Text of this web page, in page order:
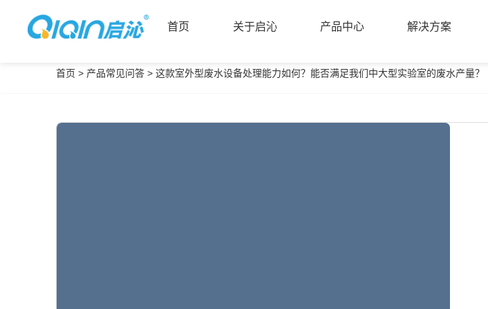
首页
首页
关于启沁
关于启沁
产品中心
产品中心
解决方案
解决方案
首页 > 产品常见问答> 这款室外型废水设备处理能力如何？能否满足我们中大型实验室的废水产量？